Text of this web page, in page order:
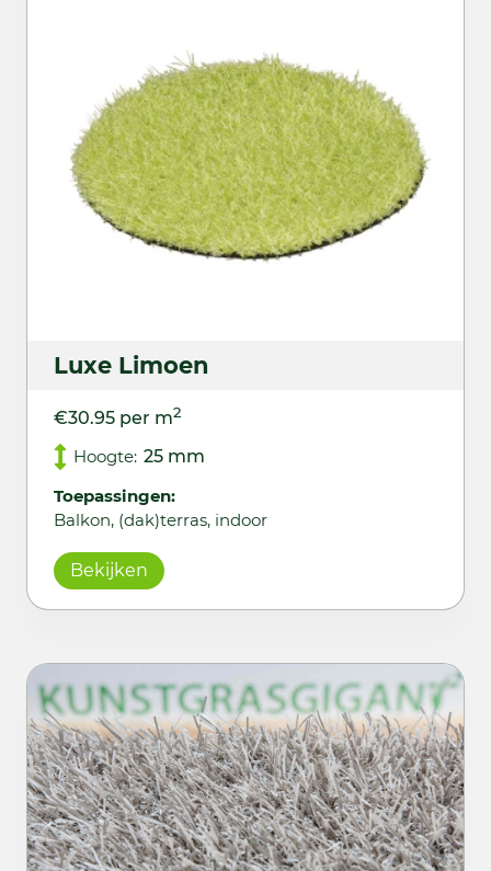
Luxe Limoen
€30.95 per m2
Hoogte: 25 mm
Toepassingen:
Balkon, (dak)terras, indoor
Bekijken